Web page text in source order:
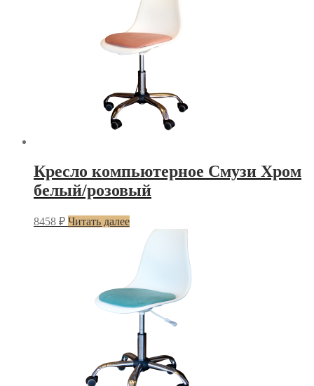
Кресло компьютерное Смузи Хром
белый/розовый
8458 ₽ Читать далее